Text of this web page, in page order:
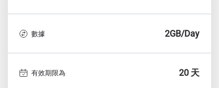
數據 2GB/Day
有效期限為 20 天